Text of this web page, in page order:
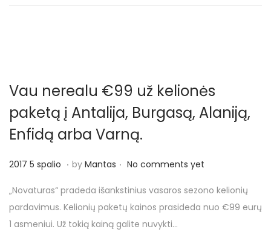
Vau nerealu €99 už kelionės
paketą į Antalija, Burgasą, Alaniją,
Enfidą arba Varną.
P
s
t
e
2017 5 spalio 2
1
7
5
. by Mantas . No comments yet
„Novaturas“ pradeda išankstinius vasaros sezono kelionių
pardavimus. Kelionių paketų kainos prasideda nuo €99 eurų
1 asmeniui. Už tokią kainą galite nuvykti…